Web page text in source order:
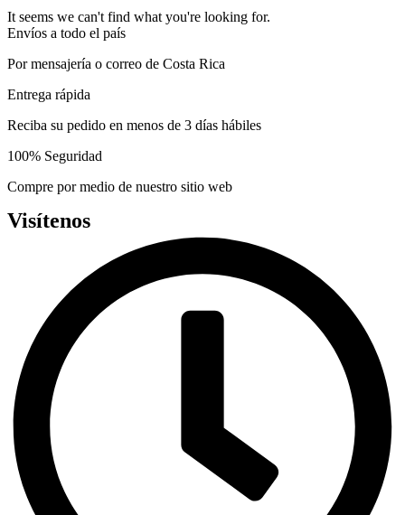
page
be
the
It seems we can't find what you're looking for.
Envíos a todo el país
Por mensajería o correo de Costa Rica
Entrega rápida
Reciba su pedido en menos de 3 días hábiles
100% Seguridad
Compre por medio de nuestro sitio web
Visítenos